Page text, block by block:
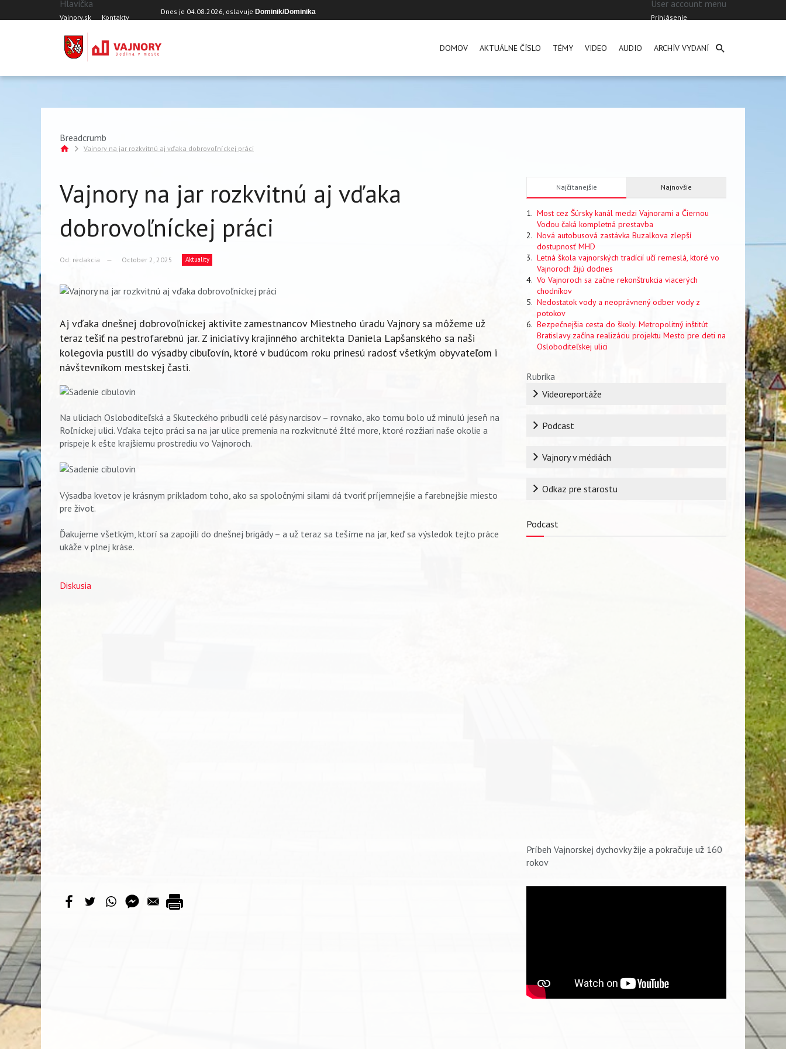
Skočiť na hlavný obsah
Hlavička
Vajnory.sk Kontakty
Dnes je 04.08.2026 , oslavuje Dominik/Dominika
User account menu
Prihlásenie
DOMOV AKTUÁLNE ČÍSLO TÉMY VIDEO AUDIO ARCHÍV VYDANÍ
Breadcrumb
Vajnory na jar rozkvitnú aj vďaka dobrovoľníckej práci
Vajnory na jar rozkvitnú aj vďaka
dobrovoľníckej práci
Od: redakcia October 2, 2025 Aktuality
Aj vďaka dnešnej dobrovoľníckej aktivite zamestnancov Miestneho úradu Vajnory sa môžeme už
teraz tešiť na pestrofarebnú jar. Z iniciatívy krajinného architekta Daniela Lapšanského sa naši
kolegovia pustili do výsadby cibuľovín, ktoré v budúcom roku prinesú radosť všetkým obyvateľom i
návštevníkom mestskej časti.
Na uliciach Osloboditeľská a Skuteckého pribudli celé pásy narcisov – rovnako, ako tomu bolo už minulú jeseň na
Roľníckej ulici. Vďaka tejto práci sa na jar ulice premenia na rozkvitnuté žlté more, ktoré rozžiari naše okolie a
prispeje k ešte krajšiemu prostrediu vo Vajnoroch.
Výsadba kvetov je krásnym príkladom toho, ako sa spoločnými silami dá tvoriť príjemnejšie a farebnejšie miesto
pre život.
Ďakujeme všetkým, ktorí sa zapojili do dnešnej brigády – a už teraz sa tešíme na jar, keď sa výsledok tejto práce
ukáže v plnej kráse.
Diskusia
Najčítanejšie Najnovšie
Most cez Šúrsky kanál medzi Vajnorami a Čiernou
Vodou čaká kompletná prestavba
Nová autobusová zastávka Buzalkova zlepší
dostupnosť MHD
Letná škola vajnorských tradícií učí remeslá, ktoré vo
Vajnoroch žijú dodnes
Vo Vajnoroch sa začne rekonštrukcia viacerých
chodníkov
Nedostatok vody a neoprávnený odber vody z
potokov
Bezpečnejšia cesta do školy. Metropolitný inštitút
Bratislavy začína realizáciu projektu Mesto pre deti na
Osloboditeľskej ulici
Rubrika
Videoreportáže
Podcast
Vajnory v médiách
Odkaz pre starostu
Podcast
Príbeh Vajnorskej dychovky žije a pokračuje už 160
rokov